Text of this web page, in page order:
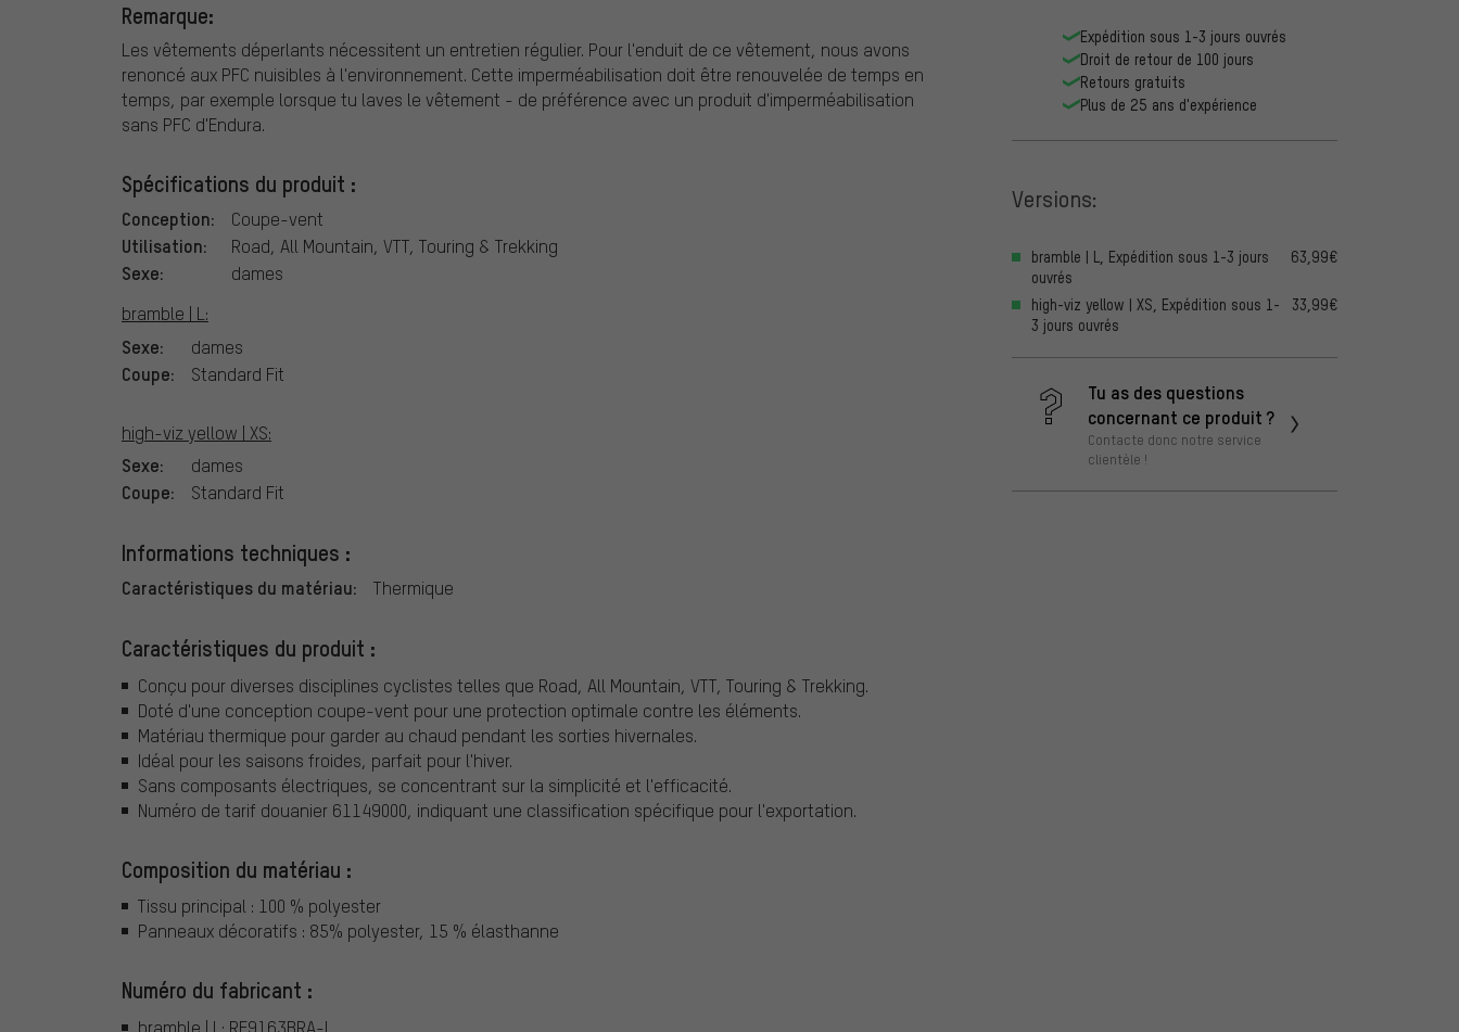
Remarque:
Les vêtements déperlants nécessitent un entretien régulier. Pour l'enduit de ce vêtement, nous avons
renoncé aux PFC nuisibles à l'environnement. Cette imperméabilisation doit être renouvelée de temps en
temps, par exemple lorsque tu laves le vêtement - de préférence avec un produit d'imperméabilisation
sans PFC d'Endura.
Spécifications du produit :
Conception: Coupe-vent
Utilisation: Road, All Mountain, VTT, Touring & Trekking
Sexe:
dames
bramble | L:
Sexe: dames
Coupe: Standard Fit
high-viz yellow | XS:
Sexe: dames
Coupe: Standard Fit
Informations techniques :
Caractéristiques du matériau: Thermique
Caractéristiques du produit :
Conçu pour diverses disciplines cyclistes telles que Road, All Mountain, VTT, Touring & Trekking.
Doté d'une conception coupe-vent pour une protection optimale contre les éléments.
Matériau thermique pour garder au chaud pendant les sorties hivernales.
Idéal pour les saisons froides, parfait pour l'hiver.
Sans composants électriques, se concentrant sur la simplicité et l'efficacité.
Numéro de tarif douanier 61149000, indiquant une classification spécifique pour l'exportation.
Composition du matériau :
Tissu principal : 100 % polyester
Panneaux décoratifs : 85% polyester, 15 % élasthanne
Numéro du fabricant :
bramble | L: RE9163BRA-L
Expédition sous 1-3 jours ouvrés
Droit de retour de 100 jours
Retours gratuits
Plus de 25 ans d'expérience
Versions:
bramble | L, Expédition sous 1-3 jours
ouvrés
63,99€
high-viz yellow | XS, Expédition sous 1-
3 jours ouvrés
33,99€
Tu as des questions
concernant ce produit ?
Contacte donc notre service
clientèle !